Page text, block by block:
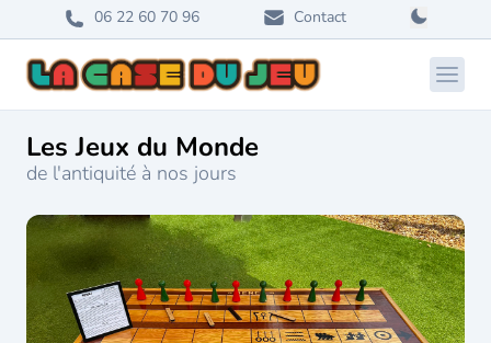
06 22 60 70 96 Contact
Les Jeux du Monde
de l'antiquité à nos jours